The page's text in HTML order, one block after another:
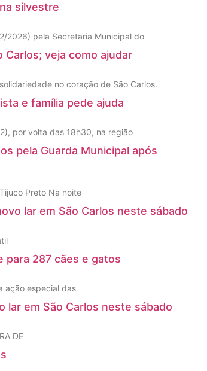
silvestre
2026) pela Secretaria Municipal do
veja como ajudar
no coração de São Carlos.
e família pede ajuda
por volta das 18h30, na região
pela Guarda Municipal após
Preto Na noite
lar em São Carlos neste sábado
para 287 cães e gatos
ação especial das
lar em São Carlos neste sábado
DE